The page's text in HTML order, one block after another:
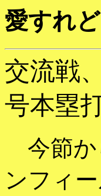
愛すれ
交流戦
号本塁
今節か
ンフィ